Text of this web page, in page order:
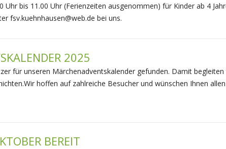
Uhr bis 11.00 Uhr (Ferienzeiten ausgenommen) für Kinder ab 4
fsv.kuehnhausen@web.de bei uns.
2025
für unseren Märchenadventskalender gefunden. Damit
hoffen auf zahlreiche Besucher und wünschen Ihnen
BEREIT